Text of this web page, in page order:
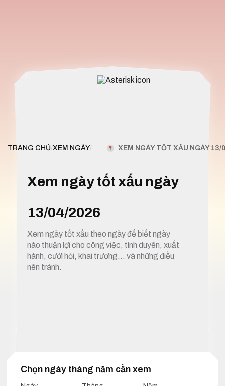
TRANG CHỦ/XEM NGÀY/ XEM NGÀY TỐT XẤU NGÀY 13/
Xem ngày tốt xấu ngày
13/04/2026
Xem ngày tốt xấu theo ngày để biết ngày
nào thuận lợi cho công việc, tình duyên, xuất
hành, cưới hỏi, khai trương… và những điều
nên tránh.
Chọn ngày tháng năm cần xem
1. Xem ngày tốt xấu 13 tháng 4 năm 2026